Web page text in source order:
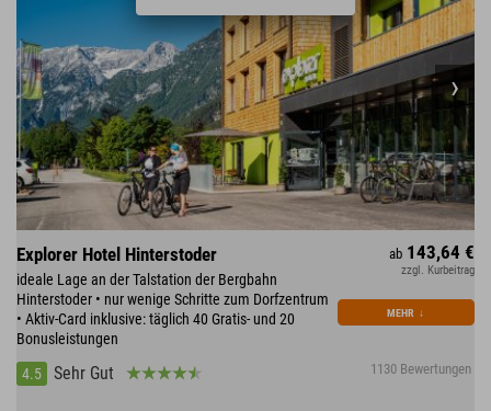
Explorer Hotel Hinterstoder
ideale Lage an der Talstation der Bergbahn
Hinterstoder • nur wenige Schritte zum Dorfzentrum
• Aktiv-Card inklusive: täglich 40 Gratis- und 20
Bonusleistungen
4.5
Sehr Gut 1130 Bewertungen
ab 143,64 €
zzgl. Kurbeitrag
MEHR ↓